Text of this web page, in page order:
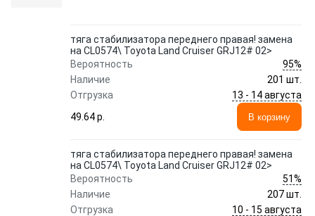
тяга стабилизатора переднего правая! замена
на CL0574\ Toyota Land Cruiser GRJ12# 02>
Вероятность
95%
Наличие
201 шт.
Отгрузка
13 - 14 августа
49.64 p.
В корзину
тяга стабилизатора переднего правая! замена
на CL0574\ Toyota Land Cruiser GRJ12# 02>
Вероятность
51%
Наличие
207 шт.
Отгрузка
10 - 15 августа